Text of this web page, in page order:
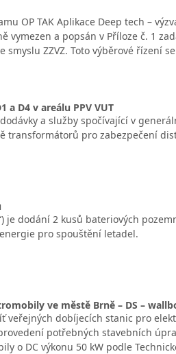
OP TAK Aplikace Deep tech –
vymezen a popsán v Příloze č. 1
smyslu ZZVZ. Toto výběrové řízení
D4 v areálu PPV VUT
a služby spočívající v
transformátorů pro zabezpečení
je dodání 2 kusů bateriových
pro spouštění letadel.
ve městě Brně – DS –
veřejných dobíjecích stanic pro
potřebných stavebních
o DC výkonu 50 kW podle